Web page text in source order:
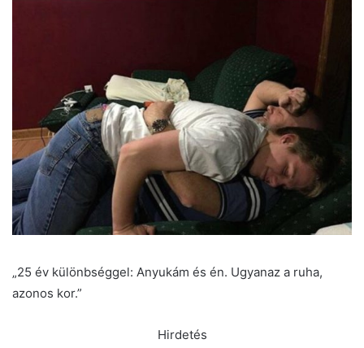
„25 év különbséggel: Anyukám és én. Ugyanaz a ruha,
azonos kor.”
Hirdetés